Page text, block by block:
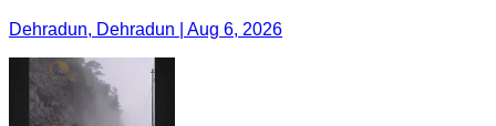
Dehradun, Dehradun | Aug 6, 2026